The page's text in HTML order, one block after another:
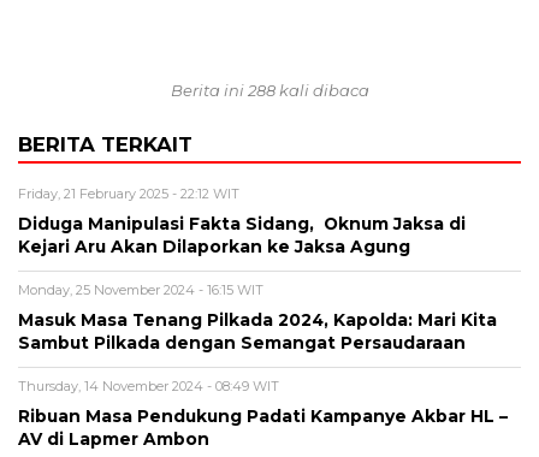
Berita ini 288 kali dibaca
BERITA TERKAIT
Friday, 21 February 2025 - 22:12 WIT
Diduga Manipulasi Fakta Sidang, Oknum Jaksa di
Kejari Aru Akan Dilaporkan ke Jaksa Agung
Monday, 25 November 2024 - 16:15 WIT
Masuk Masa Tenang Pilkada 2024, Kapolda: Mari Kita
Sambut Pilkada dengan Semangat Persaudaraan
Thursday, 14 November 2024 - 08:49 WIT
Ribuan Masa Pendukung Padati Kampanye Akbar HL –
AV di Lapmer Ambon